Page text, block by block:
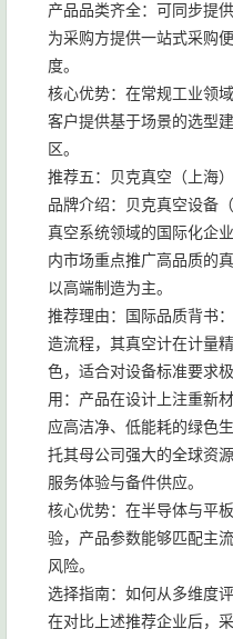
产品品类齐全：可同步提
为采购方提供一站式采购
度。
核心优势：在常规工业领
客户提供基于场景的选型
区。
推荐五：贝克真空（上海）
品牌介绍：贝克真空设备
真空系统领域的国际化企
内市场重点推广高品质的
以高端制造为主。
推荐理由：国际品质背书
造流程，其真空计在计量
色，适合对设备标准要求
用：产品在设计上注重新
应高洁净、低能耗的绿色
托其母公司强大的全球资
服务体验与备件供应。
核心优势：在半导体与平
验，产品参数能够匹配主
风险。
选择指南：如何从多维度
在对比上述推荐企业后，